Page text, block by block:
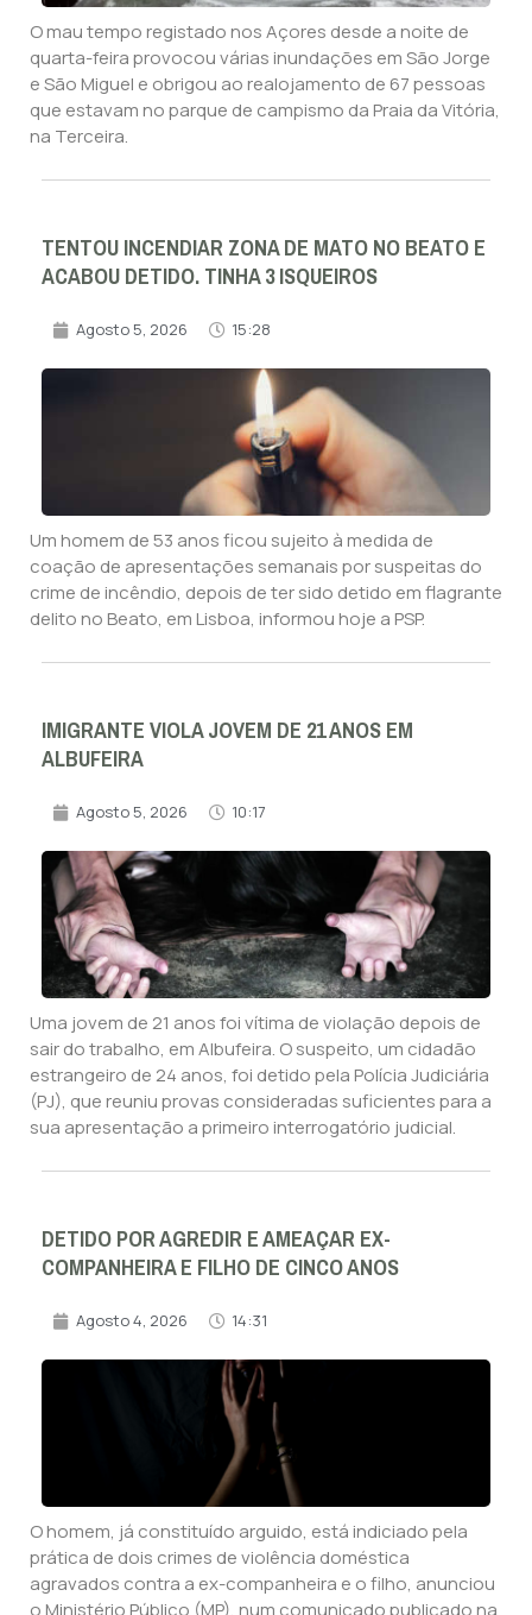
O mau tempo registado nos Açores desde a noite de
quarta-feira provocou várias inundações em São Jorge
e São Miguel e obrigou ao realojamento de 67 pessoas
que estavam no parque de campismo da Praia da Vitória,
na Terceira.
TENTOU INCENDIAR ZONA DE MATO NO BEATO E
ACABOU DETIDO. TINHA 3 ISQUEIROS
Agosto 5, 2026 15:28
Um homem de 53 anos ficou sujeito à medida de
coação de apresentações semanais por suspeitas do
crime de incêndio, depois de ter sido detido em flagrante
delito no Beato, em Lisboa, informou hoje a PSP.
IMIGRANTE VIOLA JOVEM DE 21 ANOS EM
ALBUFEIRA
Agosto 5, 2026 10:17
Uma jovem de 21 anos foi vítima de violação depois de
sair do trabalho, em Albufeira. O suspeito, um cidadão
estrangeiro de 24 anos, foi detido pela Polícia Judiciária
(PJ), que reuniu provas consideradas suficientes para a
sua apresentação a primeiro interrogatório judicial.
DETIDO POR AGREDIR E AMEAÇAR EX-
COMPANHEIRA E FILHO DE CINCO ANOS
Agosto 4, 2026 14:31
O homem, já constituído arguido, está indiciado pela
prática de dois crimes de violência doméstica
agravados contra a ex-companheira e o filho, anunciou
o Ministério Público (MP), num comunicado publicado na